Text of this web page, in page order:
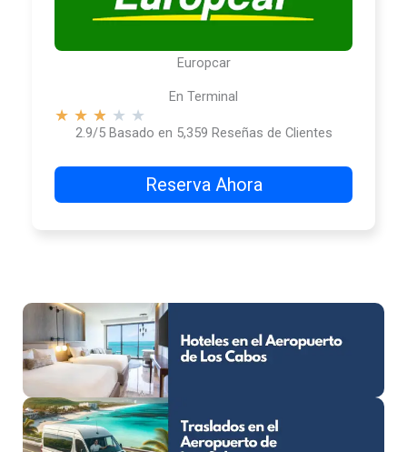
Europcar
En Terminal
★ ★ ★ ★ ★
2.9/5 Basado en 5,359 Reseñas de Clientes
Reserva Ahora